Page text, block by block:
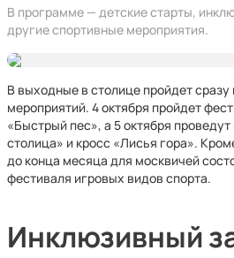
В программе — детские старты,
другие спортивные мероприятия.
В выходные в столице пройдет сразу
мероприятий. 4 октября пройдет
«Быстрый пес», а 5 октября
столица» и кросс «Лисья гора».
до конца месяца для москвичей
фестиваля игровых видов спорта.
Инклюзивный